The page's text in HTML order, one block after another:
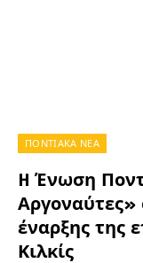
ΠΟΝΤΙΑΚΑ ΝΕΑ
H Ένωση
Αργοναύτες»
έναρξης της
Κιλκίς